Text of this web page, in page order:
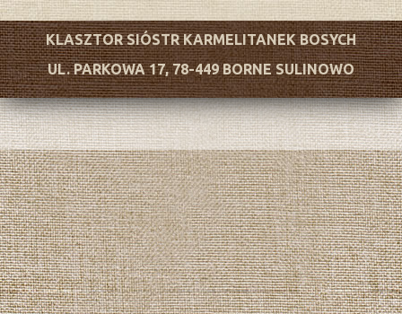
KLASZTOR SIÓSTR KARMELITANEK BOSYCH
UL. PARKOWA 17, 78-449 BORNE SULINOWO